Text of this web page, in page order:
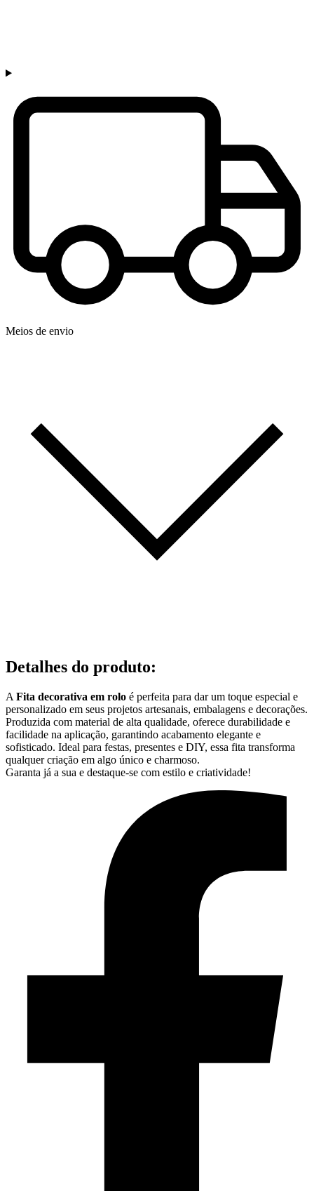
Meios de envio
Detalhes do produto:
A Fita decorativa em rolo é perfeita para dar um toque especial e
personalizado em seus projetos artesanais, embalagens e decorações.
Produzida com material de alta qualidade, oferece durabilidade e
facilidade na aplicação, garantindo acabamento elegante e
sofisticado. Ideal para festas, presentes e DIY, essa fita transforma
qualquer criação em algo único e charmoso.
Garanta já a sua e destaque-se com estilo e criatividade!